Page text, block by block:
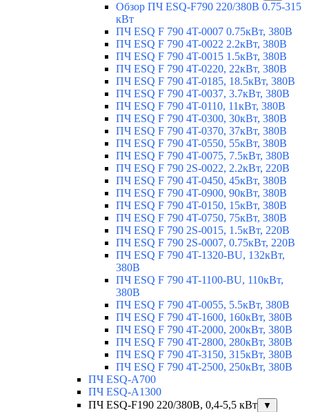
Обзор ПЧ ESQ-F790 220/380В 0.75-315
кВт
ПЧ ESQ F 790 4T-0007 0.75кВт, 380В
ПЧ ESQ F 790 4T-0022 2.2кВт, 380В
ПЧ ESQ F 790 4T-0015 1.5кВт, 380В
ПЧ ESQ F 790 4T-0220, 22кВт, 380В
ПЧ ESQ F 790 4T-0185, 18.5кВт, 380В
ПЧ ESQ F 790 4T-0037, 3.7кВт, 380В
ПЧ ESQ F 790 4T-0110, 11кВт, 380В
ПЧ ESQ F 790 4T-0300, 30кВт, 380В
ПЧ ESQ F 790 4T-0370, 37кВт, 380В
ПЧ ESQ F 790 4T-0550, 55кВт, 380В
ПЧ ESQ F 790 4T-0075, 7.5кВт, 380В
ПЧ ESQ F 790 2S-0022, 2.2кВт, 220В
ПЧ ESQ F 790 4T-0450, 45кВт, 380В
ПЧ ESQ F 790 4T-0900, 90кВт, 380В
ПЧ ESQ F 790 4T-0150, 15кВт, 380В
ПЧ ESQ F 790 4T-0750, 75кВт, 380В
ПЧ ESQ F 790 2S-0015, 1.5кВт, 220В
ПЧ ESQ F 790 2S-0007, 0.75кВт, 220В
ПЧ ESQ F 790 4T-1320-BU, 132кВт,
380В
ПЧ ESQ F 790 4T-1100-BU, 110кВт,
380В
ПЧ ESQ F 790 4T-0055, 5.5кВт, 380В
ПЧ ESQ F 790 4T-1600, 160кВт, 380В
ПЧ ESQ F 790 4T-2000, 200кВт, 380В
ПЧ ESQ F 790 4T-2800, 280кВт, 380В
ПЧ ESQ F 790 4T-3150, 315кВт, 380В
ПЧ ESQ F 790 4T-2500, 250кВт, 380В
ПЧ ESQ-A700
ПЧ ESQ-A1300
ПЧ ESQ-F190 220/380В, 0,4-5,5 кВт
▼